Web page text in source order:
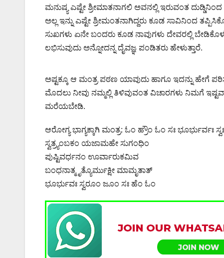
ಮನುಷ್ಯ ಎಷ್ಟೇ ಶ್ರೀಮಾತನಾಗಲಿ ಅವನಲ್ಲಿ ಇರುವಂತ
ಅಲ್ಲ ಇನ್ನು ಎಷ್ಟೇ ಶ್ರೀಮಂತನಾಗಿದ್ದರು ಕೂಡ ಸಾವಿನಿಂದ
ಸುಖಗಳು ಏನೇ ಬಂದರು ಕೂಡ ನಾವುಗಳು ದೇವರಲ್ಲಿ
ಲಭಿಸುವುದು ಅನ್ನೋದನ್ನ ದೈವಜ್ಞ ಪಂಡಿತರು ಹೇಳುತ್ತಾರೆ.
ಅಷ್ಟಕ್ಕೂ ಆ ಮಂತ್ರ ಪಠಣ ಯಾವುದು ಹಾಗೂ ಇದನ್ನು ಹೇಗೆ
ಮೊದಲು ನೀವು ನಮ್ಮಲ್ಲಿ ತಿಳಿವುವಂತ ವಿಚಾರಗಳು ನಿಮಗೆ
ಮರೆಯಬೇಡಿ.
ಆರೋಗ್ಯ ಭಾಗ್ಯಕ್ಕಾಗಿ ಮಂತ್ರ: ಓಂ ಹ್ರೌಂ ಓಂ ಸಃ ಭೂರ್ಭುರ್ವಃ ಸ್ವಃ
ಸ್ವತ್ರ್ಯಂಬಕಂ ಯಜಾಮಹೇ ಸುಗಂಧಿಂ
ಪುಷ್ಟಿವರ್ಧನಂ ಊರ್ವಾರುಕಮಿವ
ಬಂಧನಾತ್ಮೃತ್ಯೊರ್ಮುಕ್ಷೀ ಮಾಮೃತಾತ್
ಭೂರ್ಭುವಃ ಸ್ವರೂಂ ಜೂಂ ಸಃ ಹೆಂ ಓಂ